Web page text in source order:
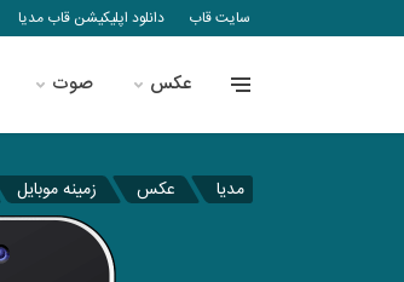
سایت قاب دانلود اپلیکیشن قاب مدیا
عکس صوت
مدیا عکس زمینه موبایل